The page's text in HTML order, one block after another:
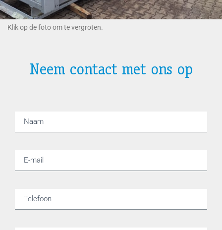
Klik op de foto om te vergroten.
Neem contact met ons op
Naam
E-mail
Telefoon